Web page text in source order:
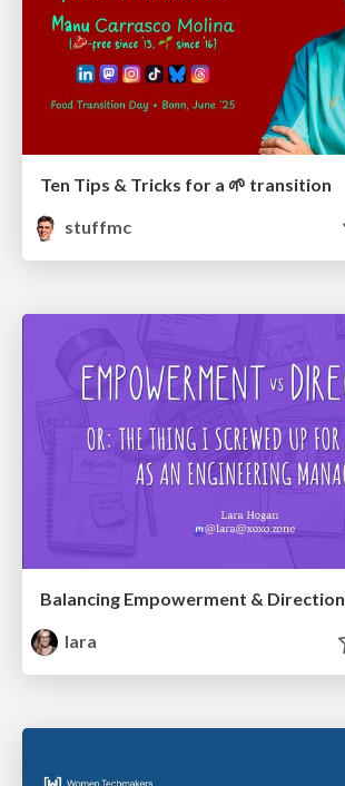
Ten Tips & Tricks for a 🌱 transition
stuffmc
Balancing Empowerment & Direction
lara